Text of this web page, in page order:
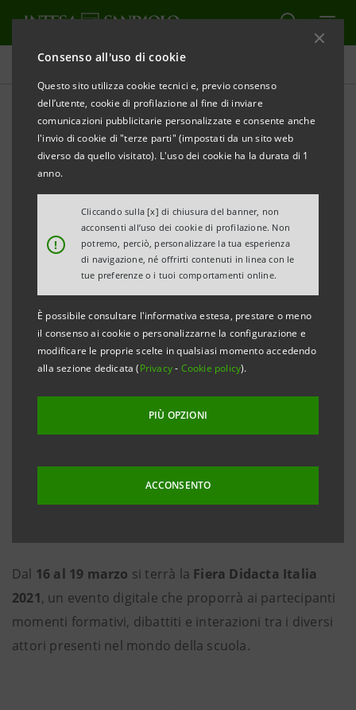
Consenso all'uso di cookie
Questo sito utilizza cookie tecnici e, previo consenso
dell’utente, cookie di profilazione al fine di inviare
comunicazioni pubblicitarie personalizzate e consente anche
l'invio di cookie di "terze parti" (impostati da un sito web
diverso da quello visitato). L'uso dei cookie ha la durata di 1
anno.
!
Cliccando sulla [x] di chiusura del banner, non
acconsenti all’uso dei cookie di profilazione. Non
potremo, perciò, personalizzare la tua esperienza
di navigazione, né offrirti contenuti in linea con le
tue preferenze o i tuoi comportamenti online.
È possibile consultare l'informativa estesa, prestare o meno
il consenso ai cookie o personalizzarne la configurazione e
modificare le proprie scelte in qualsiasi momento accedendo
alla sezione dedicata (Privacy- Cookie policy).
PIÙ OPZIONI
ACCONSENTO
Tutti gli eventi sostenuti dalla banca
EDUCAZIONE
Webecome a Didacta, la
fiera della scuola
Dal16 marzo 2021al19 marzo 2021
on line
Dal 16 al 19 marzo si terrà la Fiera Didacta Italia
2021, un evento digitale che proporrà ai partecipanti
momenti formativi, dibattiti e interazioni tra i diversi
attori presenti nel mondo della scuola.